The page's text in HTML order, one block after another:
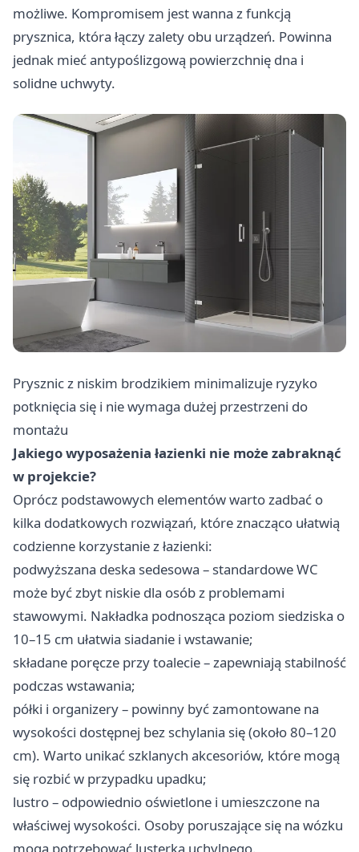
możliwe. Kompromisem jest wanna z funkcją
prysznica, która łączy zalety obu urządzeń. Powinna
jednak mieć antypoślizgową powierzchnię dna i
solidne uchwyty.
Prysznic z niskim brodzikiem minimalizuje ryzyko
potknięcia się i nie wymaga dużej przestrzeni do
montażu
Jakiego wyposażenia łazienki nie może zabraknąć
w projekcie?
Oprócz podstawowych elementów warto zadbać o
kilka dodatkowych rozwiązań, które znacząco ułatwią
codzienne korzystanie z łazienki:
podwyższana deska sedesowa – standardowe WC
może być zbyt niskie dla osób z problemami
stawowymi. Nakładka podnosząca poziom siedziska o
10–15 cm ułatwia siadanie i wstawanie;
składane poręcze przy toalecie – zapewniają stabilność
podczas wstawania;
półki i organizery – powinny być zamontowane na
wysokości dostępnej bez schylania się (około 80–120
cm). Warto unikać szklanych akcesoriów, które mogą
się rozbić w przypadku upadku;
lustro – odpowiednio oświetlone i umieszczone na
właściwej wysokości. Osoby poruszające się na wózku